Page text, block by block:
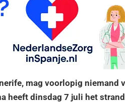
mag voorlopig niemand
heeft dinsdag 7 juli het